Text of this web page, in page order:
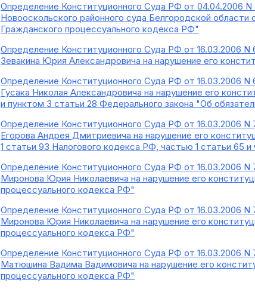
Определение Конституционного Суда РФ от 04.04.2006
Новооскольского районного суда Белгородской
Гражданского процессуального кодекса РФ"
Определение Конституционного Суда РФ от 16.03.2006
Зевакина Юрия Александровича на нарушение его
Определение Конституционного Суда РФ от 16.03.2006
Гусака Николая Александровича на нарушение его
и пунктом 3 статьи 28 Федерального закона "Об
Определение Конституционного Суда РФ от 16.03.2006
Егорова Андрея Дмитриевича на нарушение его
1 статьи 93 Налогового кодекса РФ, частью 1 статьи 65
Определение Конституционного Суда РФ от 16.03.2006
Миронова Юрия Николаевича на нарушение его
процессуального кодекса РФ"
Определение Конституционного Суда РФ от 16.03.2006
Миронова Юрия Николаевича на нарушение его
процессуального кодекса РФ"
Определение Конституционного Суда РФ от 16.03.2006
Матюшина Вадима Вадимовича на нарушение его
процессуального кодекса РФ"